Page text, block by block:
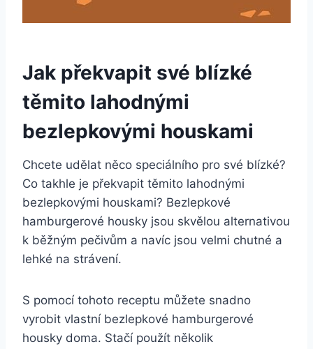
Jak překvapit své blízké
těmito lahodnými
bezlepkovými houskami
Chcete udělat něco⁣ speciálního ⁣pro své blízké?
Co takhle je překvapit těmito lahodnými
bezlepkovými houskami?⁣ Bezlepkové
hamburgerové ⁢housky jsou skvělou alternativou
k běžným pečivům a navíc jsou velmi chutné a
lehké ‍na strávení.
S‍ pomocí tohoto receptu můžete snadno
vyrobit vlastní bezlepkové hamburgerové
housky ​doma. Stačí použít několik